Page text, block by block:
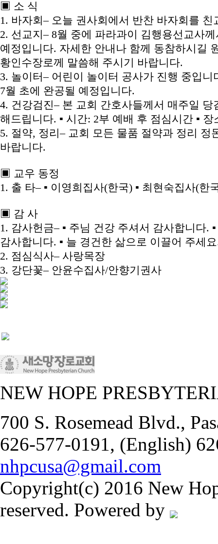
▣ 소 식
1. 바자회– 오늘 권사회에서 반찬 바자회를 친
2. 선교지– 8월 중에 파라과이 김행용선교사
예정입니다. 자세한 안내나 함께 동참하시길
황인수장로께 말씀해 주시기 바랍니다.
3. 놀이터– 어린이 놀이터 공사가 진행 중입니
7월 초에 완공될 예정입니다.
4. 건강검진– 본 교회 간호사들께서 매주일
해드립니다. ▪ 시간: 2부 예배 후 점심시간 ▪ 장
5. 절약, 정리– 교회 모든 물품 절약과 정리 정
바랍니다.
▣ 교우 동정
1. 출 타– ▪ 이영희집사(한국) ▪ 최현숙집사(한
▣ 감 사
1. 감사헌금– ▪ 주님 건강 주셔서 감사합니다.
감사합니다. ▪ 늘 경건한 삶으로 이끌어 주세
2. 점심식사– 사랑목장
3. 강단꽃– 안윤수집사/안향기권사
NEW HOPE
700 S. Rosemead Blvd.,
626-577-0191, (English)
nhpcusa@gmail.com
Copyright(c) 2016 New
reserved. Powered by